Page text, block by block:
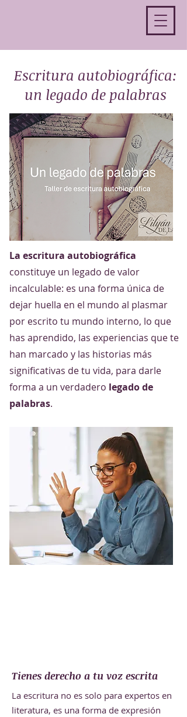
Escritura autobiográfica:
un legado de palabras
La escritura autobiográfica
constituye un legado de valor
incalculable: es una forma única de
dejar huella en el mundo al plasmar
por escrito tu mundo interno, lo que
has aprendido, las experiencias que te
han marcado y las historias más
significativas de tu vida, para darle
forma a un verdadero legado de
palabras.
Tienes derecho a tu voz escrita
La escritura no es solo para expertos en
literatura, es una forma de expresión